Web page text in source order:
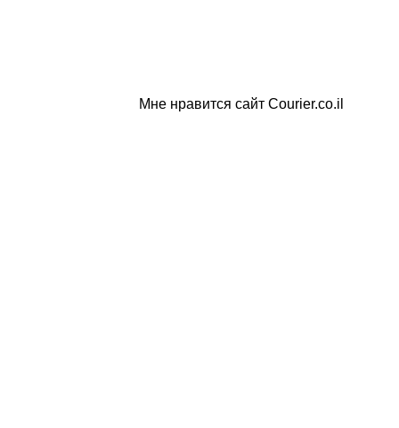
Мне нравится сайт Courier.co.il